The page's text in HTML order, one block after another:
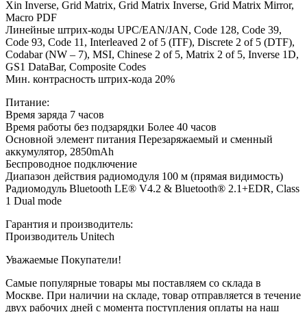
Xin Inverse, Grid Matrix, Grid Matrix Inverse, Grid Matrix Mirror,
Macro PDF
Линейные штрих-коды UPC/EAN/JAN, Code 128, Code 39,
Code 93, Code 11, Interleaved 2 of 5 (ITF), Discrete 2 of 5 (DTF),
Codabar (NW – 7), MSI, Chinese 2 of 5, Matrix 2 of 5, Inverse 1D,
GS1 DataBar, Composite Codes
Мин. контрасность штрих-кода 20%
Питание:
Время заряда 7 часов
Время работы без подзарядки Более 40 часов
Основной элемент питания Перезаряжаемый и сменный
аккумулятор, 2850mAh
Беспроводное подключение
Диапазон действия радиомодуля 100 м (прямая видимость)
Радиомодуль Bluetooth LE® V4.2 & Bluetooth® 2.1+EDR, Class
1 Dual mode
Гарантия и производитель:
Производитель Unitech
Уважаемые Покупатели!
Самые популярные товары мы поставляем со склада в
Москве. При наличии на складе, товар отправляется в течение
двух рабочих дней с момента поступления оплаты на наш